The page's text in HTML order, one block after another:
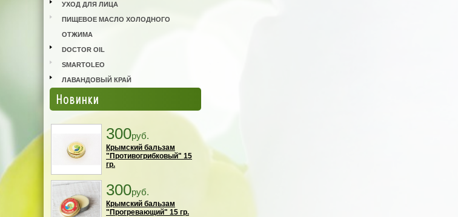
УХОД ДЛЯ ЛИЦА
ПИЩЕВОЕ МАСЛО ХОЛОДНОГО
ОТЖИМА
DOCTOR OIL
SMARTOLEO
ЛАВАНДОВЫЙ КРАЙ
Новинки
300руб.
Крымский бальзам
"Противогрибковый" 15
гр.
300руб.
Крымский бальзам
"Прогревающий" 15 гр.